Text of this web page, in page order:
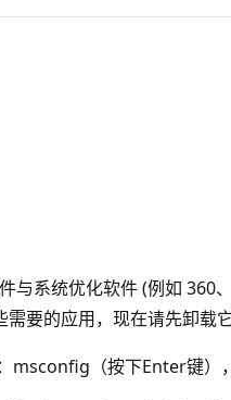
与系统优化软件 (例如
要的应用，现在请先卸载它
（按下Enter键），